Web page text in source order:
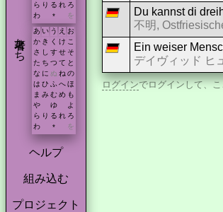
ら り る れ ろ
わ
* を
著者たち あ い う え お
か き く け こ
さ
し す せ そ
た ち つ て と
な に ぬ ね の
は ひ ふ へ ほ
ま み む め も
や
ゆ
よ
ら り る れ ろ
わ
* を
ヘルプ
組み込む
プロジェクト
Du kannst di
不明,
Ein weiser
デイヴィッド ヒ
ログインでログインして、